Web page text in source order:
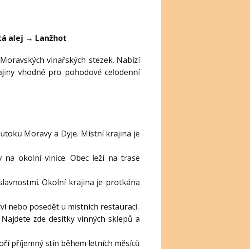
alej → Lanžhot
vinařských stezek. Nabízí
vhodné pro pohodové celodenní
Moravy a Dyje. Místní krajina je
okolní vinice. Obec leží na trase
Okolní krajina je protkána
nebo posedět u místních restaurací.
zde desítky vinných sklepů a
příjemný stín během letních měsíců